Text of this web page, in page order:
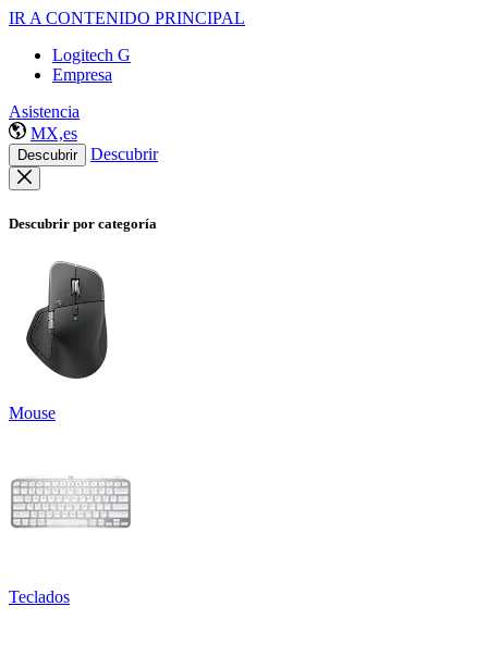
IR A CONTENIDO PRINCIPAL
Logitech G
Empresa
Asistencia
MX,es
Descubrir Descubrir
Descubrir por categoría
Mouse
Teclados